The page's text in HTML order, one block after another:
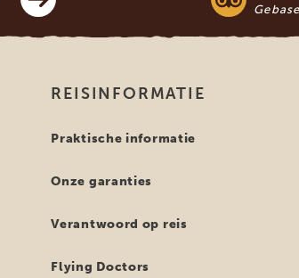
REISINFORMATIE
Praktische informatie
Onze garanties
Verantwoord op reis
Flying Doctors